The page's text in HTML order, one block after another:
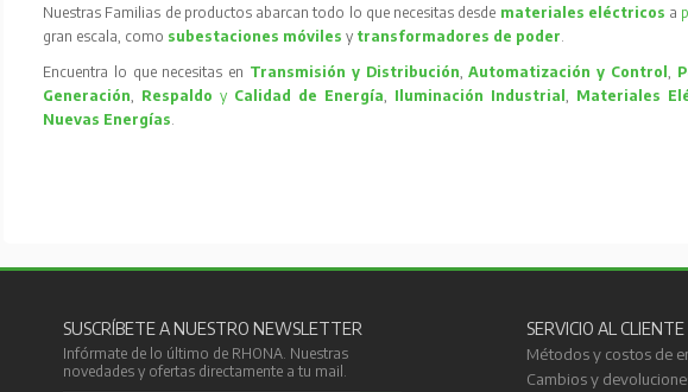
Nuestras Familias de productos abarcan todo lo que necesitas desde materiales eléctricos a
gran escala, como subestaciones móvilesy transformadores de poder.
Encuentra lo que necesitas en Transmisión y Distribución,Automatización y Control,
Generación, Respaldo y Calidad de Energía, Iluminación Industrial , Materiales
Nuevas Energías.
SUSCRÍBETE A NUESTRO NEWSLETTER
Infórmate de lo último de RHONA. Nuestras
novedades y ofertas directamente a tu mail.
SERVICIO AL CLIENTE
Métodos y costos de
Cambios y